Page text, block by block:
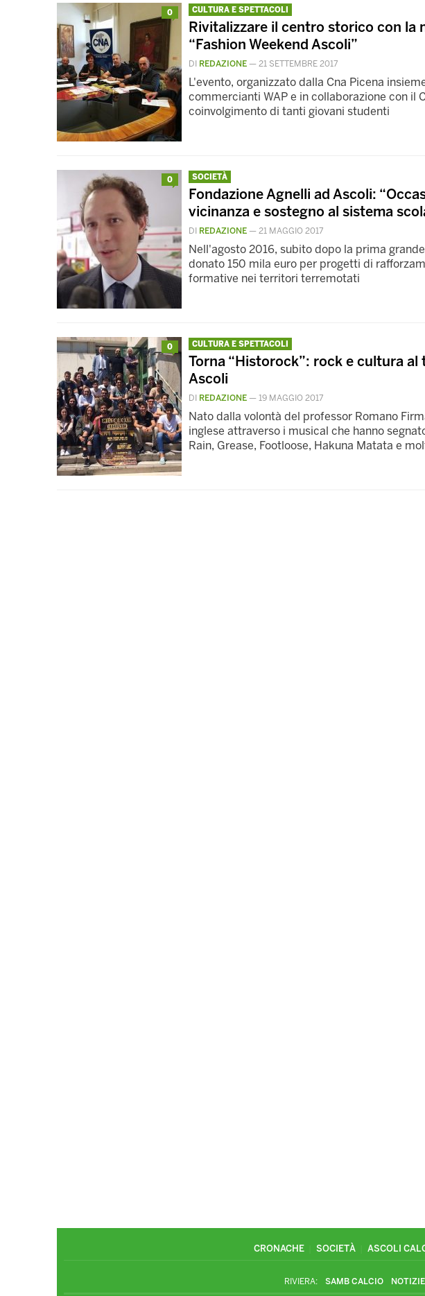
0 CULTURA E SPETTACOLI
Rivitalizzare il centro storico con la
“Fashion Weekend Ascoli”
DI REDAZIONE — 21 SETTEMBRE 2017
L'evento, organizzato dalla Cna Picena
commercianti WAP e in collaborazione con il
coinvolgimento di tanti giovani studenti
0 SOCIETÀ
Fondazione Agnelli ad Ascoli:
vicinanza e sostegno al sistema
DI REDAZIONE — 21 MAGGIO 2017
Nell'agosto 2016, subito dopo la prima
donato 150 mila euro per progetti di
formative nei territori terremotati
0 CULTURA E SPETTACOLI
Torna “Historock”: rock e cultura al
Ascoli
DI REDAZIONE — 19 MAGGIO 2017
Nato dalla volontà del professor Romano
inglese attraverso i musical che hanno
Rain, Grease, Footloose, Hakuna Matata e
CRONACHE SOCIETÀ ASCOLI
RIVIERA: SAMB CALCIO